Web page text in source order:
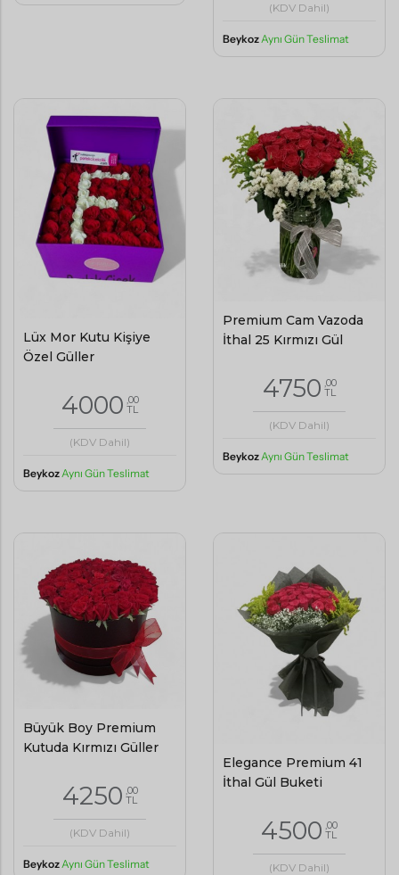
(KDV Dahil)
BeykozAynı Gün Teslimat
Lüx Mor Kutu Kişiye
Özel Güller
4000 ,00
TL
(KDV Dahil)
BeykozAynı Gün Teslimat
Premium Cam Vazoda
İthal 25 Kırmızı Gül
4750 ,00
TL
(KDV Dahil)
BeykozAynı Gün Teslimat
Büyük Boy Premium
Kutuda Kırmızı Güller
4250 ,00
TL
(KDV Dahil)
BeykozAynı Gün Teslimat
Elegance Premium 41
İthal Gül Buketi
4500 ,00
TL
(KDV Dahil)